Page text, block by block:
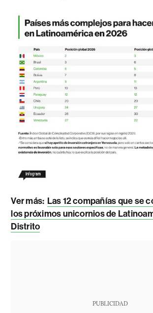
Ver más: Las 12 compañías que se
los próximos unicornios de
Distrito
PUBLICIDAD